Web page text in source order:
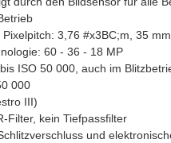
3,76 #x3BC;m, 35
60 - 36 - 18 MP
ISO 50 000, auch im
000
III)
Filter, kein Tiefpassfilter
und